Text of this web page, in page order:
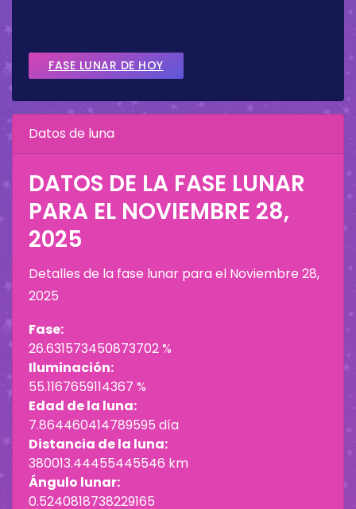
FASE LUNAR DE HOY
Datos de luna
DATOS DE LA FASE LUNAR
PARA EL NOVIEMBRE 28,
2025
Detalles de la fase lunar para el Noviembre 28,
2025
Fase:
26.631573450873702 %
Iluminación:
55.1167659114367 %
Edad de la luna:
7.864460414789595 día
Distancia de la luna:
380013.44455445546 km
Ángulo lunar:
0.5240818738229165